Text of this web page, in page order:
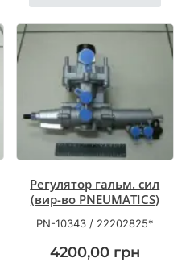
Регулятор гальм. сил
(вир-во PNEUMATICS)
PN-10343/ 22202825*
4200,00 грн